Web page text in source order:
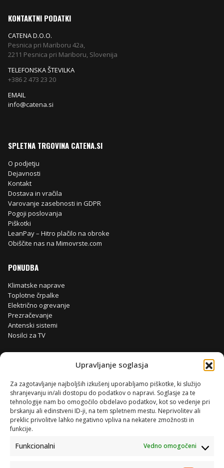
Upravljanje soglasja
Za zagotavljanje najboljših izkušenj uporabljamo piškotke, ki služijo
shranjevanju in/ali dostopu do podatkov o napravi. Soglasje za te
tehnologije nam bo omogočilo obdelavo podatkov, kot so vedenje pri
brskanju ali edinstveni ID-ji, na tem spletnem mestu. Neprivolitev ali
preklic privolitve lahko negativno vpliva na nekatere zmožnosti in
funkcije.
Funkcionalni Vedno omogočeni
KONTAKTNI PODATKI
CATENA D.O.O.
Pesnica pri Mariboru 42a,
2211 Pesnica pri Mariboru, Slovenija
TELEFONSKA ŠTEVILKA
+386 2 473 23 20
EMAIL
info@catena.si
SPLETNA TRGOVINA CATENA.SI
O podjetju
Dejavnosti
Kontakt
Dostava in vračila
Varovanje zasebnosti in GDPR
Pogoji poslovanja
Piškotki
LeanPay – Hitro plačilo na obroke
Obiščite nas na Mimovrste.com
PONUDBA
Klimatske naprave
Toplotne črpalke
Električno ogrevanje
Prezračevanje
Antenski sistemi
Nosilci za TV